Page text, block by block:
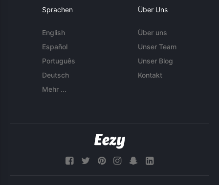
Sprachen
English
Español
Português
Deutsch
Mehr ...
Über Uns
Über uns
Unser Team
Unser Blog
Kontakt